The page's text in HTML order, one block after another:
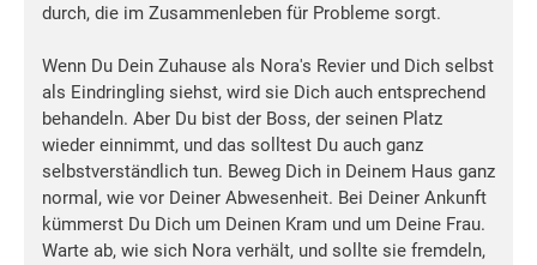
durch, die im Zusammenleben für Probleme sorgt.
Wenn Du Dein Zuhause als Nora's Revier und Dich selbst
als Eindringling siehst, wird sie Dich auch entsprechend
behandeln. Aber Du bist der Boss, der seinen Platz
wieder einnimmt, und das solltest Du auch ganz
selbstverständlich tun. Beweg Dich in Deinem Haus ganz
normal, wie vor Deiner Abwesenheit. Bei Deiner Ankunft
kümmerst Du Dich um Deinen Kram und um Deine Frau.
Warte ab, wie sich Nora verhält, und sollte sie fremdeln,